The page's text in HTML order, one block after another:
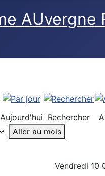
Aujourd'hui Rechercher
Aller au mois
Vendredi 10